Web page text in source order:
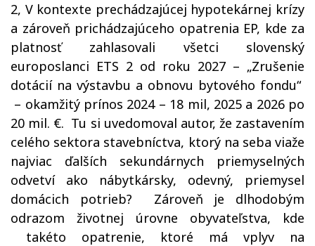
2, V kontexte prechádzajúcej hypotekárnej krízy
a zároveň prichádzajúceho opatrenia EP, kde za
platnosť zahlasovali všetci slovenský
europoslanci ETS 2 od roku 2027 – „Zrušenie
dotácií na výstavbu a obnovu bytového fondu“
– okamžitý prínos 2024 – 18 mil, 2025 a 2026 po
20 mil. €. Tu si uvedomoval autor, že zastavením
celého sektora stavebníctva, ktorý na seba viaže
najviac ďalších sekundárnych priemyselných
odvetví ako nábytkársky, odevný, priemysel
domácich potrieb?
Zároveň je dlhodobým
odrazom životnej úrovne obyvateľstva, kde
takéto opatrenie, ktoré má vplyv na